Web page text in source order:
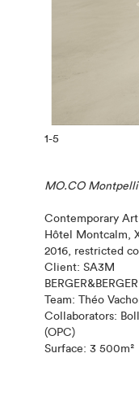
1-5
MO.CO
Contemporary
Hôtel Montcalm,
2016, restricted
Client: SA3M
Team: Théo
Collaborators:
(OPC)
Surface: 3 500m²